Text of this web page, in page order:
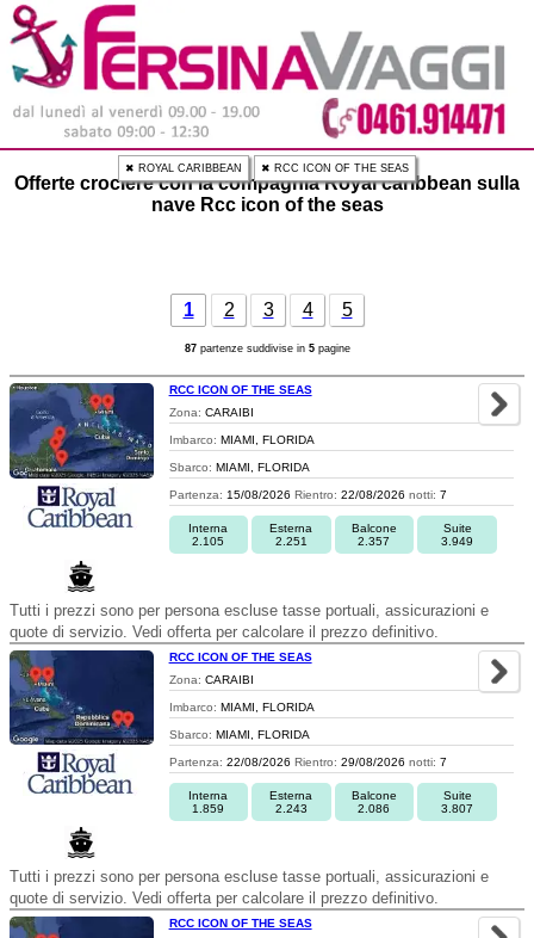
✖ ROYAL CARIBBEAN ✖ RCC ICON OF THE SEAS
Offerte crociere con la compagnia Royal caribbean sulla
nave Rcc icon of the seas
1 2 3 4 5
87partenze suddivise in 5pagine
RCC ICON OF THE SEAS
Zona: CARAIBI
Imbarco: MIAMI, FLORIDA
Sbarco: MIAMI, FLORIDA
Partenza: 15/08/2026 Rientro: 22/08/2026 notti: 7
Interna
2.105
Esterna
2.251
Balcone
2.357
Suite
3.949
Tutti i prezzi sono per persona escluse tasse portuali, assicurazioni e
quote di servizio. Vedi offerta per calcolare il prezzo definitivo.
RCC ICON OF THE SEAS
Zona: CARAIBI
Imbarco: MIAMI, FLORIDA
Sbarco: MIAMI, FLORIDA
Partenza: 22/08/2026 Rientro: 29/08/2026 notti: 7
Interna
1.859
Esterna
2.243
Balcone
2.086
Suite
3.807
Tutti i prezzi sono per persona escluse tasse portuali, assicurazioni e
quote di servizio. Vedi offerta per calcolare il prezzo definitivo.
RCC ICON OF THE SEAS